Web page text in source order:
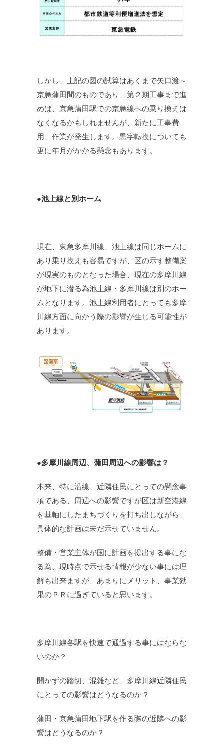
しかし、上記の図の試算はあくまで矢口渡～
京急蒲田間のものであり、第２期工事まで進
めば、京急蒲田駅での京急線への乗り換えは
なくなるかもしれませんが、新たに工事費
用、作業が発生します。黒字転換についても
更に年月がかかる懸念もあります。
●池上線と別ホーム
現在、東急多摩川線、池上線は同じホームに
あり乗り換えも容易ですが、区の示す整備案
が現実のものとなった場合、現在の多摩川線
が地下に潜る為池上線・多摩川線は別のホー
ムとなります。池上線利用者にとっても多摩
川線方面に向かう際の影響が生じる可能性が
あります。
●多摩川線周辺、蒲田周辺への影響は？
本来、特に沿線、近隣住民にとっての懸念事
項である、周辺への影響ですが区は新空港線
を基軸にしたまちづくりを打ち出しながら、
具体的な計画は未だ示せていません。
整備・営業主体が国に計画を提出する事にな
る為、現時点で示せる情報が少ない事には理
解も出来ますが、あまりにメリット、事業効
果のＰＲに過ぎていると思います。
多摩川線各駅を快速で通過する事にはならな
いのか？
開かずの踏切、混雑など、多摩川線近隣住民
にとっての影響はどうなるのか？
蒲田・京急蒲田地下駅を作る際の近隣への影
響はどうなるのか？